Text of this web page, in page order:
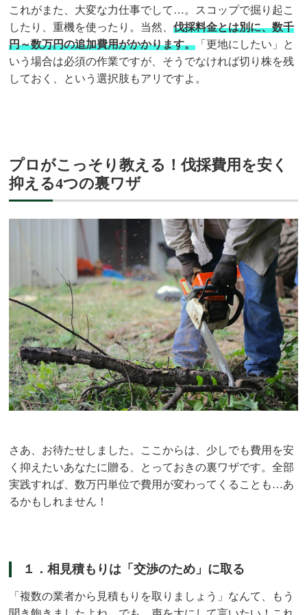
これがまた、大変な力仕事でして…。スコップで掘り起こ
したり、重機を使ったり。当然、伐採料金とは別に、数千
円～数万円の追加費用がかかります。 「更地にしたい」と
いう場合は必須の作業ですが、そうでなければ切り株を残
しておく、という選択肢もアリですよ。
プロがこっそり教える！伐採費用を安く
抑える4つの裏ワザ
さあ、お待たせしました。ここからは、少しでも費用を安
く抑えたいあなたに贈る、とっておきの裏ワザです。全部
実践すれば、数万円単位で費用が変わってくることも…あ
るかもしれません！
１．相見積もりは「交渉のため」に取る
「複数の業者から見積もりを取りましょう」なんて、もう